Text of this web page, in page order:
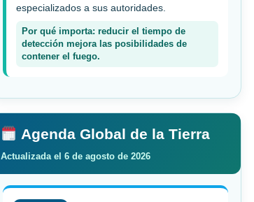
especializados a sus autoridades.
Por qué importa: reducir el tiempo de
detección mejora las posibilidades de
contener el fuego.
Agenda Global de la Tierra
Actualizada el 6 de agosto de 2026